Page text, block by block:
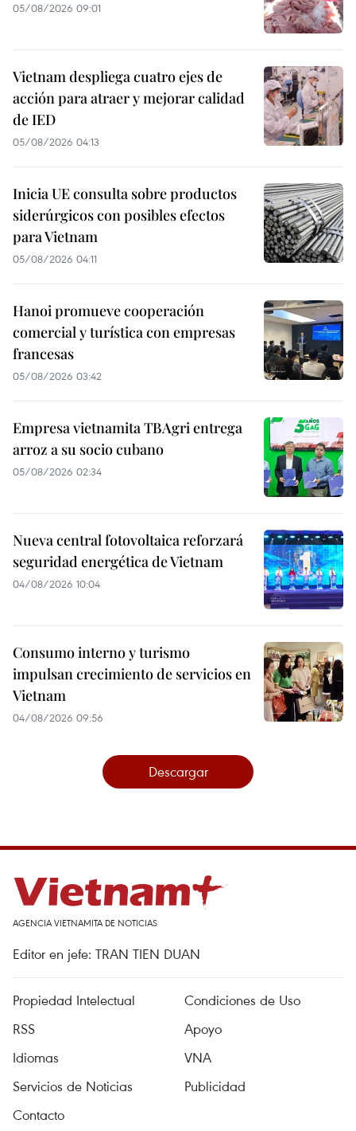
05/08/2026 09:01
Vietnam despliega cuatro ejes de
acción para atraer y mejorar calidad
de IED
05/08/2026 04:13
Inicia UE consulta sobre productos
siderúrgicos con posibles efectos
para Vietnam
05/08/2026 04:11
Hanoi promueve cooperación
comercial y turística con empresas
francesas
05/08/2026 03:42
Empresa vietnamita TBAgri entrega
arroz a su socio cubano
05/08/2026 02:34
Nueva central fotovoltaica reforzará
seguridad energética de Vietnam
04/08/2026 10:04
Consumo interno y turismo
impulsan crecimiento de servicios en
Vietnam
04/08/2026 09:56
Descargar
AGENCIA VIETNAMITA DE NOTICIAS
Editor en jefe: TRAN TIEN DUAN
Propiedad Intelectual
Condiciones de Uso
RSS
Apoyo
Idiomas
VNA
Servicios de Noticias
Publicidad
Contacto